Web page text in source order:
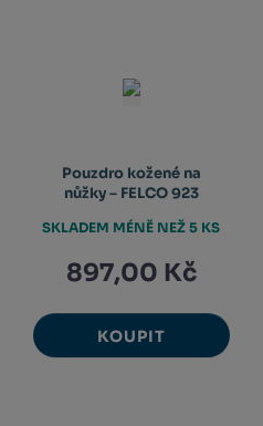
Pouzdro kožené na
nůžky – FELCO 923
897,00 Kč
KOUPIT
SKLADEM MÉNĚ NEŽ 5 KS